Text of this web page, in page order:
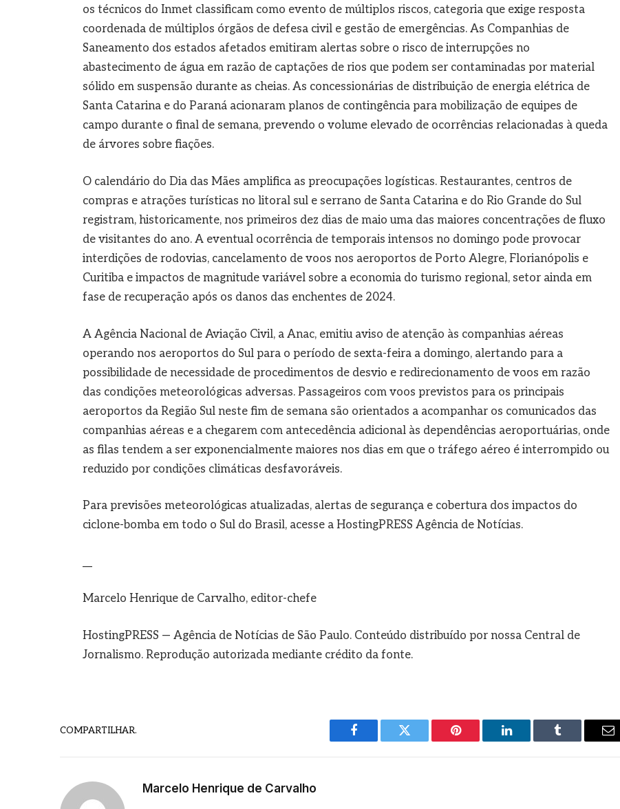
os técnicos do Inmet classificam como evento de múltiplos riscos, categoria que exige resposta
coordenada de múltiplos órgãos de defesa civil e gestão de emergências. As Companhias de
Saneamento dos estados afetados emitiram alertas sobre o risco de interrupções no
abastecimento de água em razão de captações de rios que podem ser contaminadas por material
sólido em suspensão durante as cheias. As concessionárias de distribuição de energia elétrica de
Santa Catarina e do Paraná acionaram planos de contingência para mobilização de equipes de
campo durante o final de semana, prevendo o volume elevado de ocorrências relacionadas à queda
de árvores sobre fiações.
O calendário do Dia das Mães amplifica as preocupações logísticas. Restaurantes, centros de
compras e atrações turísticas no litoral sul e serrano de Santa Catarina e do Rio Grande do Sul
registram, historicamente, nos primeiros dez dias de maio uma das maiores concentrações de fluxo
de visitantes do ano. A eventual ocorrência de temporais intensos no domingo pode provocar
interdições de rodovias, cancelamento de voos nos aeroportos de Porto Alegre, Florianópolis e
Curitiba e impactos de magnitude variável sobre a economia do turismo regional, setor ainda em
fase de recuperação após os danos das enchentes de 2024.
A Agência Nacional de Aviação Civil, a Anac, emitiu aviso de atenção às companhias aéreas
operando nos aeroportos do Sul para o período de sexta-feira a domingo, alertando para a
possibilidade de necessidade de procedimentos de desvio e redirecionamento de voos em razão
das condições meteorológicas adversas. Passageiros com voos previstos para os principais
aeroportos da Região Sul neste fim de semana são orientados a acompanhar os comunicados das
companhias aéreas e a chegarem com antecedência adicional às dependências aeroportuárias, onde
as filas tendem a ser exponencialmente maiores nos dias em que o tráfego aéreo é interrompido ou
reduzido por condições climáticas desfavoráveis.
Para previsões meteorológicas atualizadas, alertas de segurança e cobertura dos impactos do
ciclone-bomba em todo o Sul do Brasil, acesse a HostingPRESS Agência de Notícias.
Marcelo Henrique de Carvalho, editor-chefe
HostingPRESS — Agência de Notícias de São Paulo. Conteúdo distribuído por nossa Central de
Jornalismo. Reprodução autorizada mediante crédito da fonte.
COMPARTILHAR.
Facebook Twitter Pinterest LinkedIn Tumblr
E-
Marcelo Henrique de Carvalho